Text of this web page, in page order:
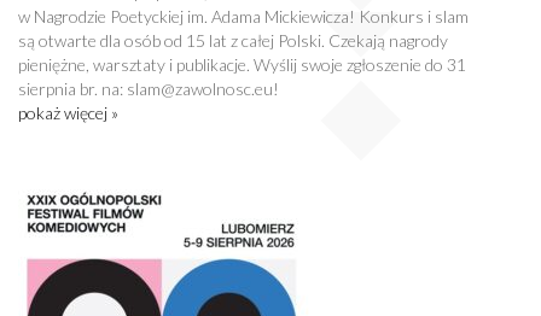
w Nagrodzie Poetyckiej im. Adama Mickiewicza! Konkurs i slam
są otwarte dla osób od 15 lat z całej Polski. Czekają nagrody
pieniężne, warsztaty i publikacje. Wyślij swoje zgłoszenie do 31
sierpnia br. na: slam@zawolnosc.eu!
pokaż więcej »